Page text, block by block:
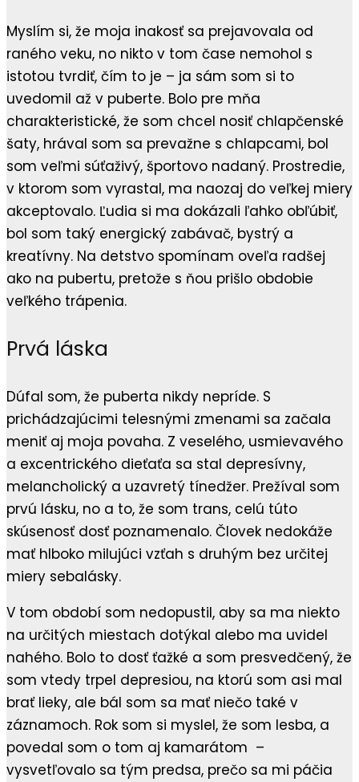
Myslím si, že moja inakosť sa prejavovala od
raného veku, no nikto v tom čase nemohol s
istotou tvrdiť, čím to je – ja sám som si to
uvedomil až v puberte. Bolo pre mňa
charakteristické, že som chcel nosiť chlapčenské
šaty, hrával som sa prevažne s chlapcami, bol
som veľmi súťaživý, športovo nadaný. Prostredie,
v ktorom som vyrastal, ma naozaj do veľkej miery
akceptovalo. Ľudia si ma dokázali ľahko obľúbiť,
bol som taký energický zabávač, bystrý a
kreatívny. Na detstvo spomínam oveľa radšej
ako na pubertu, pretože s ňou prišlo obdobie
veľkého trápenia.
Prvá láska
Dúfal som, že puberta nikdy nepríde. S
prichádzajúcimi telesnými zmenami sa začala
meniť aj moja povaha. Z veselého, usmievavého
a excentrického dieťaťa sa stal depresívny,
melancholický a uzavretý tínedžer. Prežíval som
prvú lásku, no a to, že som trans, celú túto
skúsenosť dosť poznamenalo. Človek nedokáže
mať hlboko milujúci vzťah s druhým bez určitej
miery sebalásky.
V tom období som nedopustil, aby sa ma niekto
na určitých miestach dotýkal alebo ma uvidel
nahého. Bolo to dosť ťažké a som presvedčený, že
som vtedy trpel depresiou, na ktorú som asi mal
brať lieky, ale bál som sa mať niečo také v
záznamoch. Rok som si myslel, že som lesba, a
povedal som o tom aj kamarátom –
vysvetľovalo sa tým predsa, prečo sa mi páčia